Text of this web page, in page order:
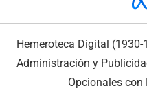
Hemeroteca Digital (1930-
Administración y
Opcionales con